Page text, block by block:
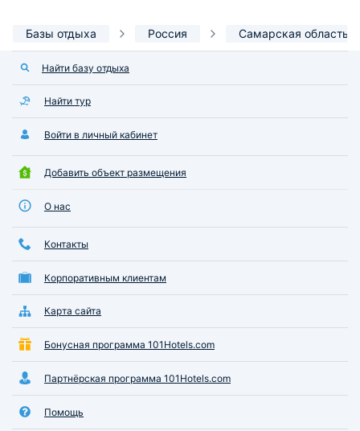
Базы отдыха Россия Самарская область
Найти базу отдыха
Найти тур
Войти в личный кабинет
Добавить объект размещения
О нас
Контакты
Корпоративным клиентам
Карта сайта
Бонусная программа 101Hotels.com
Партнёрская программа 101Hotels.com
Помощь